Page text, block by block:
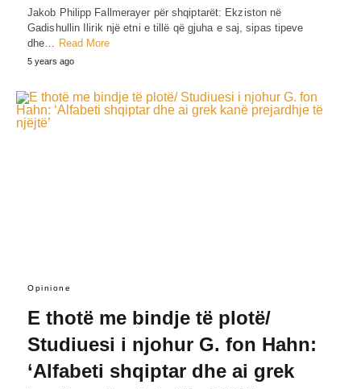
Jakob Philipp Fallmerayer për shqiptarët: Ekziston në
Gadishullin Ilirik një etni e tillë që gjuha e saj, sipas tipeve
dhe… Read More
5 years ago
Opinione
E thotë me bindje të plotë/
Studiuesi i njohur G. fon Hahn:
‘Alfabeti shqiptar dhe ai grek